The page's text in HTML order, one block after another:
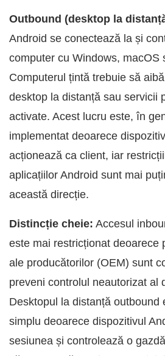
Outbound (desktop la
Android se conectează la și
computer cu Windows, macOS
Computerul țintă trebuie să
desktop la distanță sau servicii
activate. Acest lucru este, în
implementat deoarece
acționează ca client, iar
aplicațiilor Android sunt mai
această direcție.
Distincție cheie: Accesul
este mai restricționat deoarece
ale producătorilor (OEM) sunt
preveni controlul neautorizat al
Desktopul la distanță outbound
simplu deoarece dispozitivul
sesiunea și controlează o